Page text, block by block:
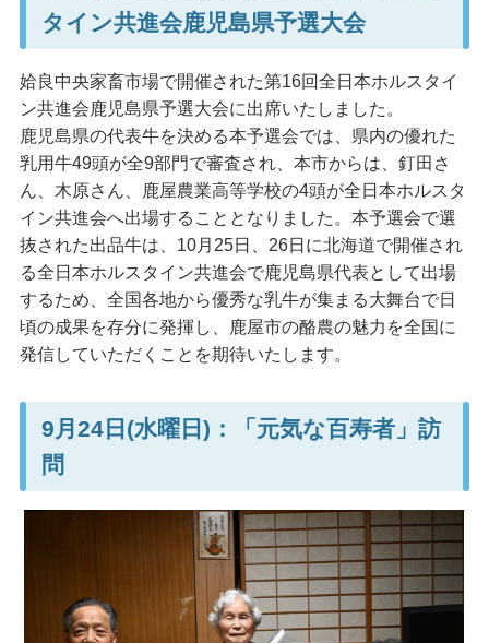
タイン共進会鹿児島県予選大会
姶良中央家畜市場で開催された第16回全日本ホルスタイ
ン共進会鹿児島県予選大会に出席いたしました。
鹿児島県の代表牛を決める本予選会では、県内の優れた
乳用牛49頭が全9部門で審査され、本市からは、釘田さ
ん、木原さん、鹿屋農業高等学校の4頭が全日本ホルスタ
イン共進会へ出場することとなりました。本予選会で選
抜された出品牛は、10月25日、26日に北海道で開催され
る全日本ホルスタイン共進会で鹿児島県代表として出場
するため、全国各地から優秀な乳牛が集まる大舞台で日
頃の成果を存分に発揮し、鹿屋市の酪農の魅力を全国に
発信していただくことを期待いたします。
9月24日(水曜日)：「元気な百寿者」訪
問